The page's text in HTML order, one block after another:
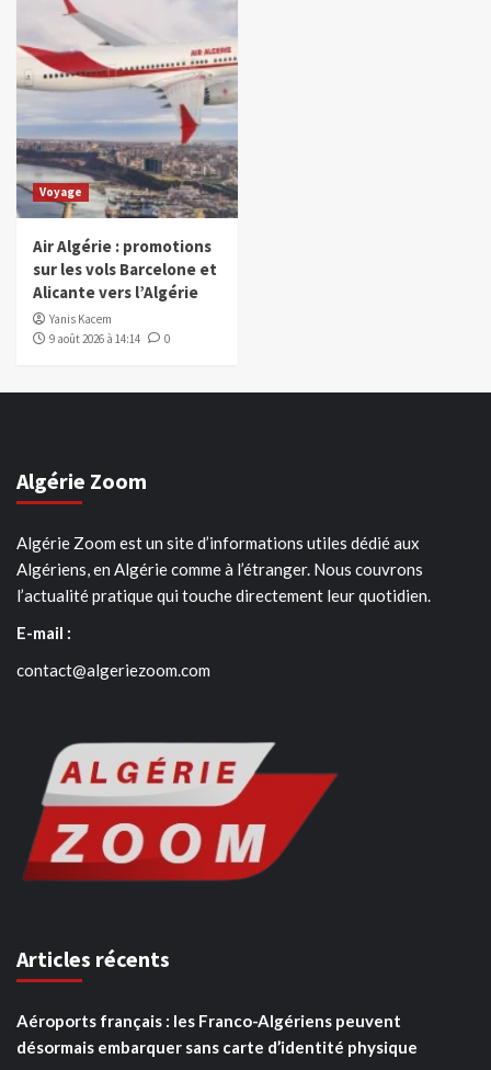
Voyage
Air Algérie : promotions
sur les vols Barcelone et
Alicante vers l’Algérie
Yanis Kacem
9 août 2026 à 14:14
0
Algérie Zoom
Algérie Zoom est un site d’informations utiles dédié aux
Algériens, en Algérie comme à l’étranger. Nous couvrons
l’actualité pratique qui touche directement leur quotidien.
E-mail :
contact@algeriezoom.com
Articles récents
Aéroports français : les Franco-Algériens peuvent
désormais embarquer sans carte d’identité physique